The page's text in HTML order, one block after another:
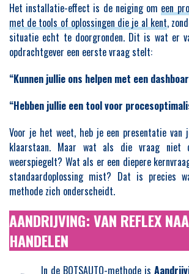
Het installatie-effect is de neiging om een
met de tools of oplossingen die je al kent,
situatie echt te doorgronden. Dit is wat er
opdrachtgever een eerste vraag stelt:
“Kunnen jullie ons helpen met een
“Hebben jullie een tool voor
Voor je het weet, heb je een presentatie van
klaarstaan. Maar wat als die vraag niet
weerspiegelt? Wat als er een diepere
standaardoplossing mist? Dat is precies
methode zich onderscheidt.
AANDRIJVING: VAN REFLEX
HANDELEN
In de BOTSAUTO-methode is